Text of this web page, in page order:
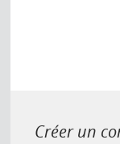
Créer un